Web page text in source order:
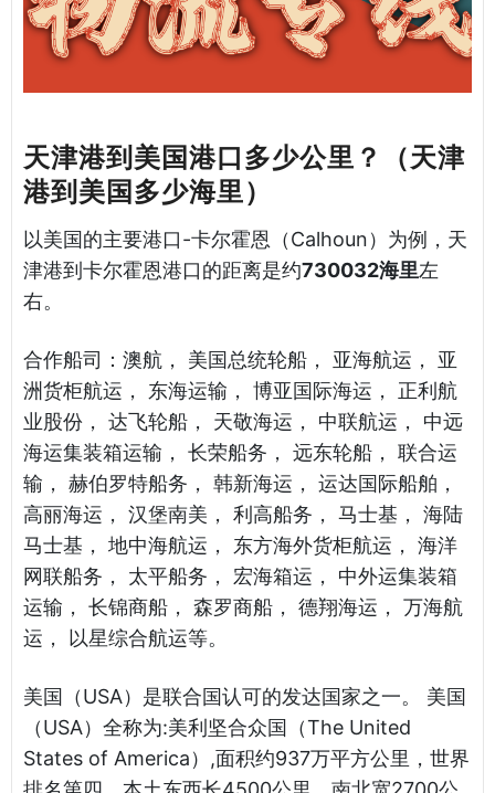
天津港到美国港口多少公里？（天津
港到美国多少海里）
以美国的主要港口-卡尔霍恩（Calhoun）为例，天
津港到卡尔霍恩港口的距离是约730032海里左
右。
合作船司：澳航， 美国总统轮船， 亚海航运， 亚
洲货柜航运， 东海运输， 博亚国际海运， 正利航
业股份， 达飞轮船， 天敬海运， 中联航运， 中远
海运集装箱运输， 长荣船务， 远东轮船， 联合运
输， 赫伯罗特船务， 韩新海运， 运达国际船舶，
高丽海运， 汉堡南美， 利高船务， 马士基， 海陆
马士基， 地中海航运， 东方海外货柜航运， 海洋
网联船务， 太平船务， 宏海箱运， 中外运集装箱
运输， 长锦商船， 森罗商船， 德翔海运， 万海航
运， 以星综合航运等。
美国（USA）是联合国认可的发达国家之一。 美国
（USA）全称为:美利坚合众国（The United
States of America）,面积约937万平方公里，世界